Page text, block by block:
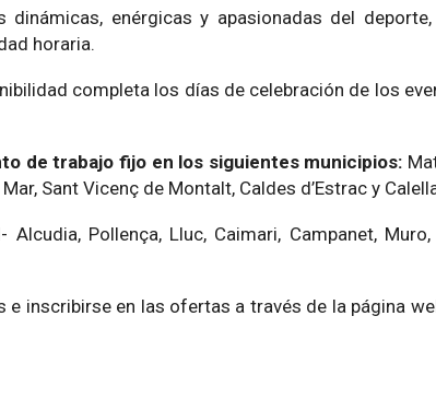
dinámicas, enérgicas y apasionadas del
horaria.
completa los días de celebración de los
de trabajo fijo en los siguientes municipios:
Sant Vicenç de Montalt, Caldes d’Estrac y
Pollença, Lluc, Caimari, Campanet, Muro,
inscribirse en las ofertas a través de la página